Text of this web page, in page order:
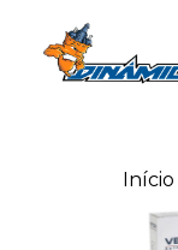
Início